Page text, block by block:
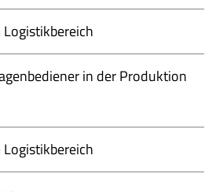
in der Produktion